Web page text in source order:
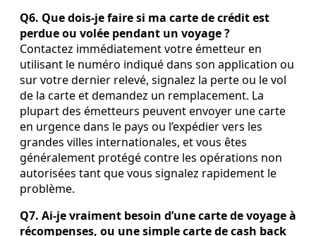
Q6. Que dois‑je faire si ma carte de crédit est
perdue ou volée pendant un voyage ?
Contactez immédiatement votre émetteur en
utilisant le numéro indiqué dans son application ou
sur votre dernier relevé, signalez la perte ou le vol
de la carte et demandez un remplacement. La
plupart des émetteurs peuvent envoyer une carte
en urgence dans le pays ou l’expédier vers les
grandes villes internationales, et vous êtes
généralement protégé contre les opérations non
autorisées tant que vous signalez rapidement le
problème.
Q7. Ai‑je vraiment besoin d’une carte de voyage à
récompenses, ou une simple carte de cash back